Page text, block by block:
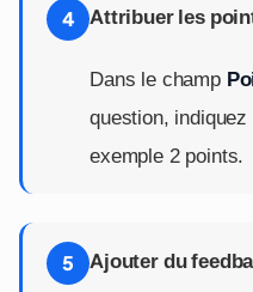
4 Attribuer les
Dans le champ
question,
exemple 2 points.
5 Ajouter du